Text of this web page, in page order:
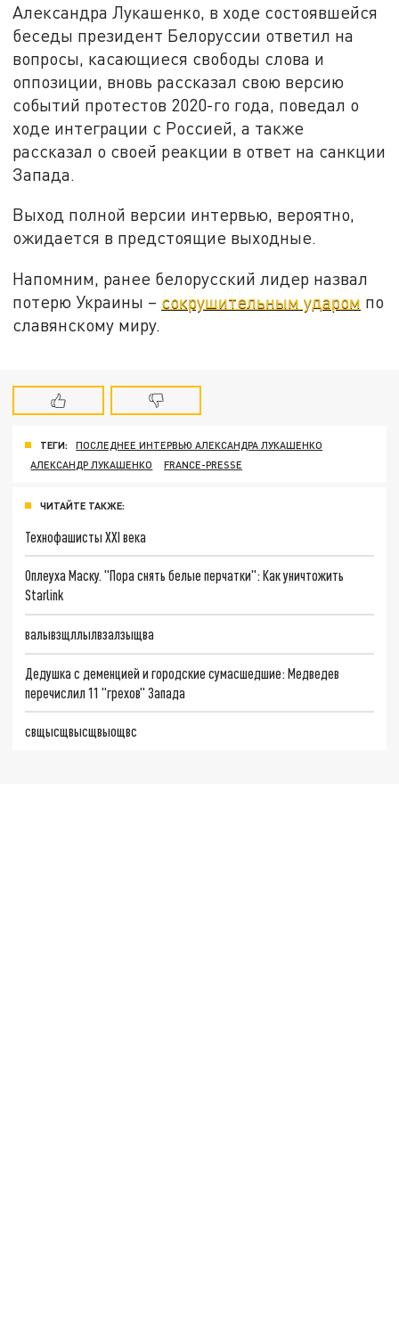
Александра Лукашенко, в ходе состоявшейся
беседы президент Белоруссии ответил на
вопросы, касающиеся свободы слова и
оппозиции, вновь рассказал свою версию
событий протестов 2020-го года, поведал о
ходе интеграции с Россией, а также
рассказал о своей реакции в ответ на санкции
Запада.
Выход полной версии интервью, вероятно,
ожидается в предстоящие выходные.
Напомним, ранее белорусский лидер назвал
потерю Украины – сокрушительным ударом по
славянскому миру.
ТЕГИ:
ПОСЛЕДНЕЕ ИНТЕРВЬЮ АЛЕКСАНДРА ЛУКАШЕНКО
АЛЕКСАНДР ЛУКАШЕНКО
FRANCE-PRESSE
ЧИТАЙТЕ ТАКЖЕ:
Технофашисты XXI века
Оплеуха Маску. "Пора снять белые перчатки": Как уничтожить
Starlink
валывзщллылвзалзыщва
Дедушка с деменцией и городские сумасшедшие: Медведев
перечислил 11 "грехов" Запада
свщысщвысщвыощвс